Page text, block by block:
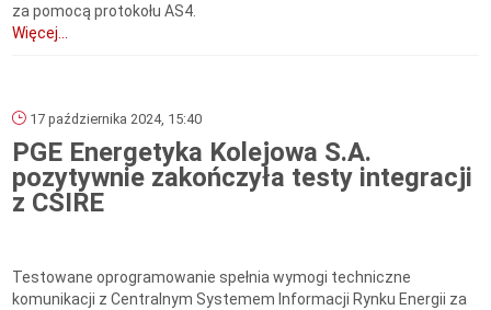
za pomocą protokołu AS4.
Więcej...
17 października 2024, 15:40
PGE Energetyka Kolejowa S.A.
pozytywnie zakończyła testy integracji
z CSIRE
Testowane oprogramowanie spełnia wymogi techniczne
komunikacji z Centralnym Systemem Informacji Rynku Energii za